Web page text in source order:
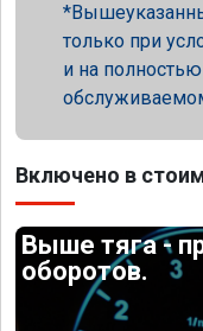
только при
и на
Включено в
Выше тяга -
оборотов.